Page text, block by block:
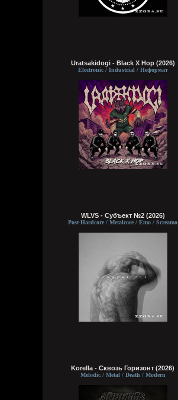
Uratsakidogi - Black X Hop (2026)
Electronic / Industrial / Неформат
WLVS - Субъект №2 (2026)
Post-Hardcore / Metalcore / Emo / Screamo
Korella - Сквозь Горизонт (2026)
Melodic / Metal / Death / Modern